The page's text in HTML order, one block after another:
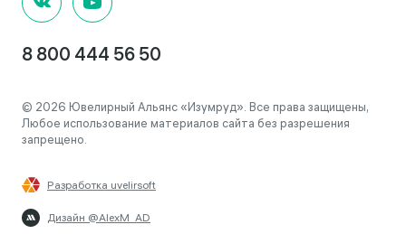
8 800 444 56 50
© 2026 Ювелирный Альянс «Изумруд». Все права защищены,
Любое использование материалов сайта без разрешения
запрещено.
Разработка uvelirsoft
Дизайн @AlexM_AD